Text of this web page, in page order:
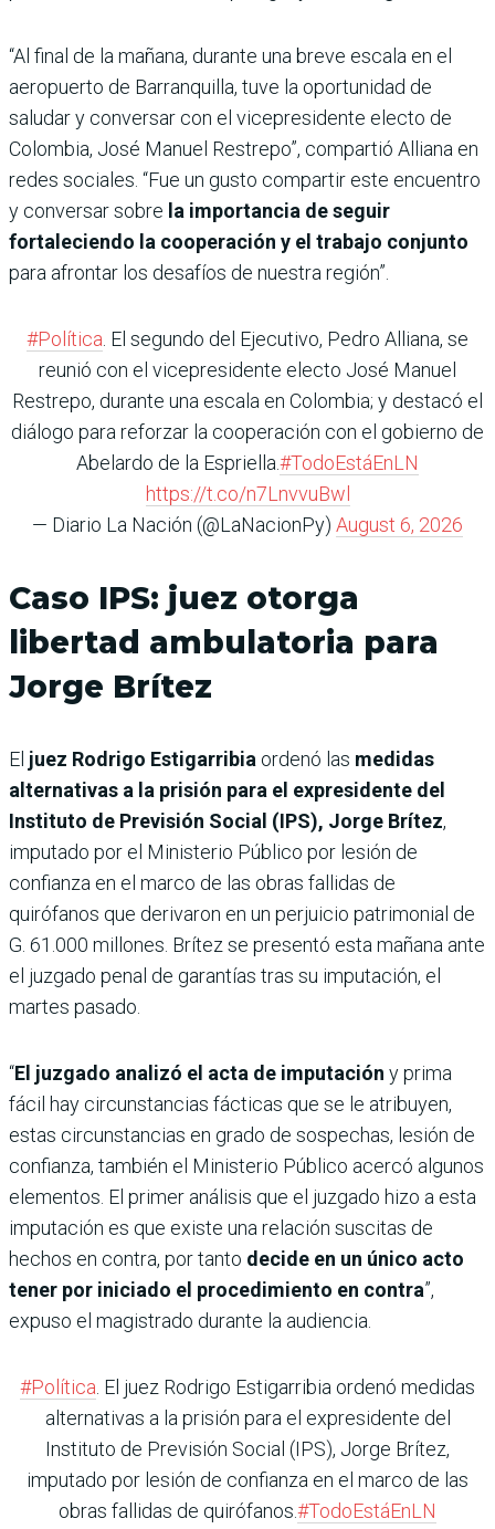
“Al final de la mañana, durante una breve escala en el
aeropuerto de Barranquilla, tuve la oportunidad de
saludar y conversar con el vicepresidente electo de
Colombia, José Manuel Restrepo”, compartió Alliana en
redes sociales. “Fue un gusto compartir este encuentro
y conversar sobre la importancia de seguir
fortaleciendo la cooperación y el trabajo conjunto
para afrontar los desafíos de nuestra región”.
#Política. El segundo del Ejecutivo, Pedro Alliana, se
reunió con el vicepresidente electo José Manuel
Restrepo, durante una escala en Colombia; y destacó el
diálogo para reforzar la cooperación con el gobierno de
Abelardo de la Espriella.#TodoEstáEnLN
https://t.co/n7LnvvuBwl
— Diario La Nación (@LaNacionPy) August 6, 2026
Caso IPS: juez otorga
libertad ambulatoria para
Jorge Brítez
El juez Rodrigo Estigarribia ordenó las medidas
alternativas a la prisión para el expresidente del
Instituto de Previsión Social (IPS), Jorge Brítez,
imputado por el Ministerio Público por lesión de
confianza en el marco de las obras fallidas de
quirófanos que derivaron en un perjuicio patrimonial de
G. 61.000 millones. Brítez se presentó esta mañana ante
el juzgado penal de garantías tras su imputación, el
martes pasado.
“El juzgado analizó el acta de imputación y prima
fácil hay circunstancias fácticas que se le atribuyen,
estas circunstancias en grado de sospechas, lesión de
confianza, también el Ministerio Público acercó algunos
elementos. El primer análisis que el juzgado hizo a esta
imputación es que existe una relación suscitas de
hechos en contra, por tanto decide en un único acto
tener por iniciado el procedimiento en contra”,
expuso el magistrado durante la audiencia.
#Política. El juez Rodrigo Estigarribia ordenó medidas
alternativas a la prisión para el expresidente del
Instituto de Previsión Social (IPS), Jorge Brítez,
imputado por lesión de confianza en el marco de las
obras fallidas de quirófanos.#TodoEstáEnLN